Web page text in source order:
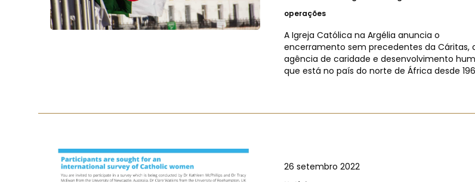
operações
A Igreja Católica na Argélia anuncia o
encerramento sem precedentes da Cáritas,
agência de caridade e desenvolvimento
que está no país do norte de África desde
26 setembro 2022